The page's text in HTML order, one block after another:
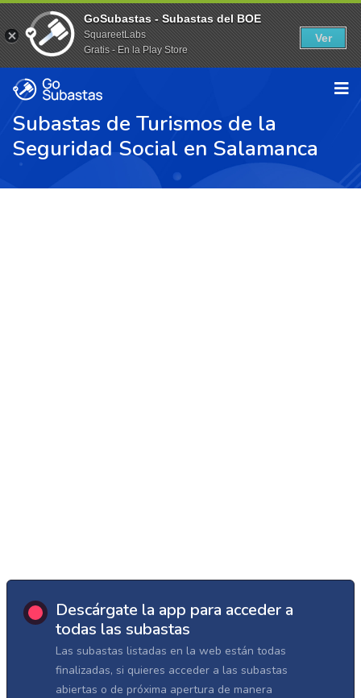
Subastas de Turismos de la
Seguridad Social en Salamanca
Descárgate la app para acceder a
todas las subastas
Las subastas listadas en la web están todas
finalizadas, si quieres acceder a las subastas
abiertas o de próxima apertura de manera
GoSubastas - Subastas del BOE
SquareetLabs
Gratis - En la Play Store
Ver